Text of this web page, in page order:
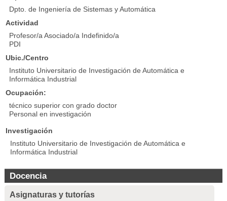
Dpto. de Ingeniería de Sistemas y Automática
Actividad
Profesor/a Asociado/a Indefinido/a
PDI
Ubic./Centro
Instituto Universitario de Investigación de Automática e
Informática Industrial
Ocupación:
técnico superior con grado doctor
Personal en investigación
Investigación
Instituto Universitario de Investigación de Automática e
Informática Industrial
Docencia
Asignaturas y tutorías